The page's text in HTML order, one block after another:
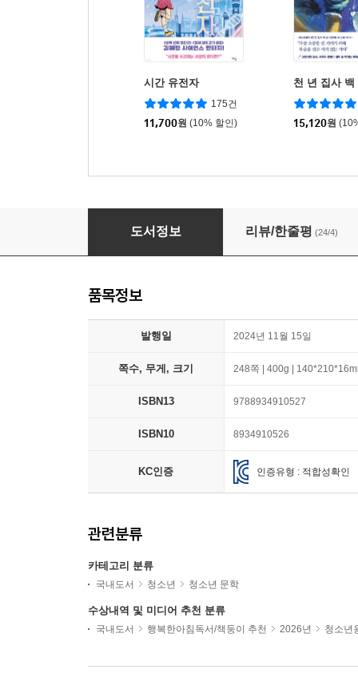
시간 유전자
175건
11,700원 (10% 할인)
천 년 집사
15,120원
오늘의 아이돌
도서정보 리뷰/한줄평 (24/4)
품목정보
발행일 2024년 11월 15일
쪽수, 무게, 크기 248쪽 | 400g |
ISBN13 9788934910527
ISBN10 8934910526
KC인증 인증유형 : 적합성확인
관련분류
카테고리 분류
국내도서 청소년 청소년 문학
수상내역 및 미디어 추천 분류
국내도서 행복한아침독서/책둥이 추천 2026년 청소년